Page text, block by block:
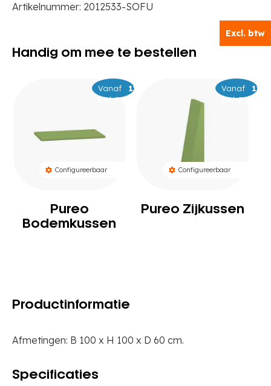
Excl. btw
Artikelnummer: 2012533-SOFU
Handig om mee te bestellen
Configureerbaar
Pureo
Bodemkussen
Vanaf 139149
Excl. BTW
Configureerbaar
Pureo Zijkussen
Vanaf 169
179
Excl. BTW
Productinformatie
Afmetingen: B 100 x H 100 x D 60 cm.
Specificaties